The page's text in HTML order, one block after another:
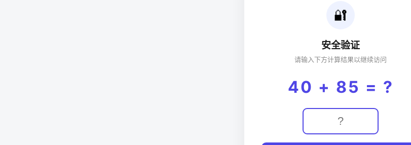
🔐
安全验证
请输入下方计算结果以继续访问
40 + 85 = ?